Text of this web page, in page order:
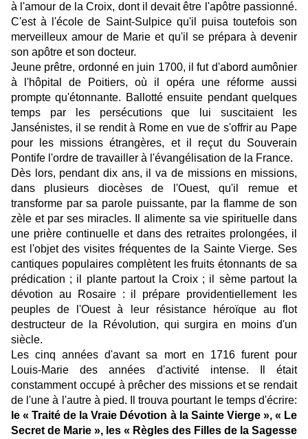
à l'amour de la Croix, dont il devait être l'apôtre passionné.
C'est à l'école de Saint-Sulpice qu'il puisa toutefois son
merveilleux amour de Marie et qu'il se prépara à devenir
son apôtre et son docteur.
Jeune prêtre, ordonné en juin 1700, il fut d'abord aumônier
à l'hôpital de Poitiers, où il opéra une réforme aussi
prompte qu'étonnante. Ballotté ensuite pendant quelques
temps par les persécutions que lui suscitaient les
Jansénistes, il se rendit à Rome en vue de s'offrir au Pape
pour les missions étrangères, et il reçut du Souverain
Pontife l'ordre de travailler à l'évangélisation de la France.
Dès lors, pendant dix ans, il va de missions en missions,
dans plusieurs diocèses de l'Ouest, qu'il remue et
transforme par sa parole puissante, par la flamme de son
zèle et par ses miracles. Il alimente sa vie spirituelle dans
une prière continuelle et dans des retraites prolongées, il
est l'objet des visites fréquentes de la Sainte Vierge. Ses
cantiques populaires complètent les fruits étonnants de sa
prédication ; il plante partout la Croix ; il sème partout la
dévotion au Rosaire : il prépare providentiellement les
peuples de l'Ouest à leur résistance héroïque au flot
destructeur de la Révolution, qui surgira en moins d'un
siècle.
Les cinq années d'avant sa mort en 1716 furent pour
Louis-Marie des années d'activité intense. Il était
constamment occupé à prêcher des missions et se rendait
de l'une à l'autre à pied. Il trouva pourtant le temps d'écrire:
le «Traité de la Vraie Dévotion à la Sainte Vierge», « Le
Secret de Marie », les « Règles des Filles de la Sagesse